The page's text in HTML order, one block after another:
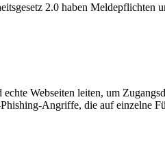
2.0 haben
Webseiten leiten, um
Angriffe, die auf einzelne